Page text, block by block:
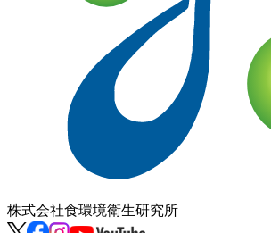
株式会社食環境衛生研究所